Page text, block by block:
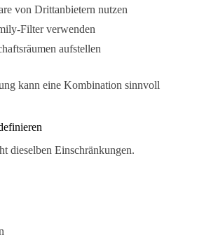
von Drittanbietern nutzen
Filter verwenden
aufstellen
kann eine Kombination sinnvoll
dieselben Einschränkungen.